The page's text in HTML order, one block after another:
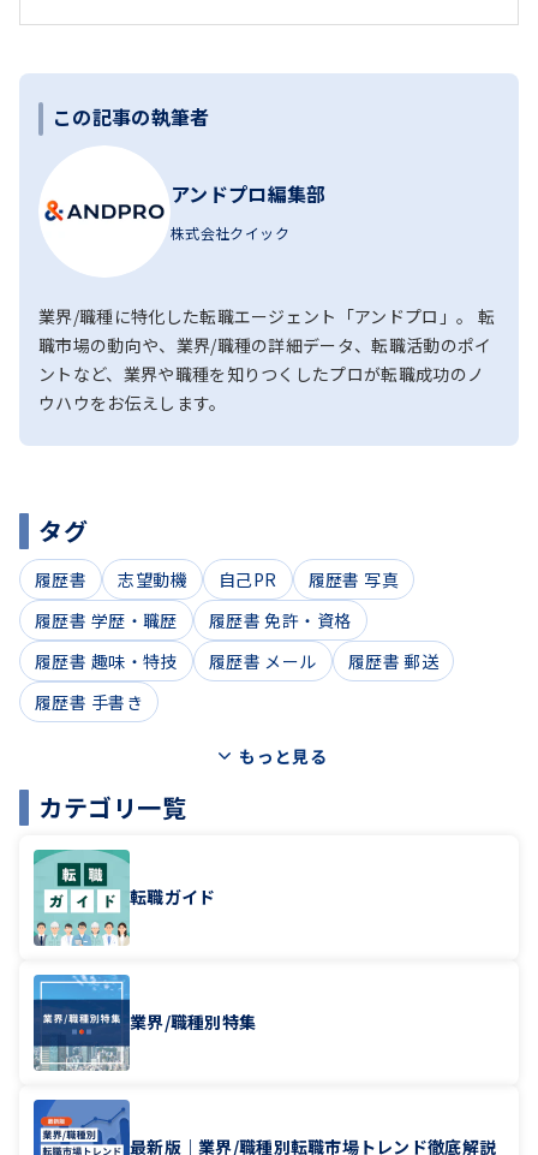
この記事の執筆者
アンドプロ編集部
株式会社クイック
業界/職種に特化した転職エージェント「アンドプロ」。 転
職市場の動向や、業界/職種の詳細データ、転職活動のポイ
ントなど、業界や職種を知りつくしたプロが転職成功のノ
ウハウをお伝えします。
タグ
履歴書 志望動機 自己PR
履歴書 写真
履歴書 学歴・職歴
履歴書 免許・資格
履歴書 趣味・特技
履歴書 メール
履歴書 郵送
履歴書 手書き
もっと見る
カテゴリ一覧
転職ガイド
業界/職種別特集
最新版｜業界/職種別転職市場トレンド徹底解説